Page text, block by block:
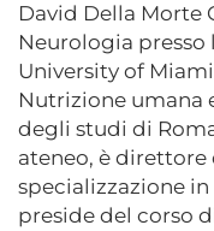
David Della Morte
Neurologia presso
University of
Nutrizione umana
degli studi di
ateneo, è direttore
specializzazione
preside del corso